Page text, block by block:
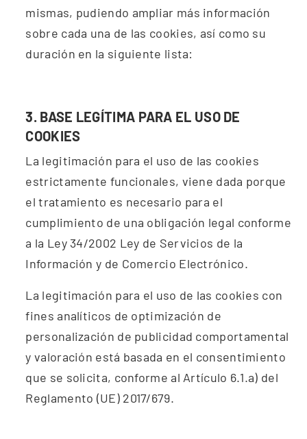
mismas, pudiendo ampliar más información
sobre cada una de las cookies, así como su
duración en la siguiente lista:
3. BASE LEGÍTIMA PARA EL USO DE
COOKIES
La legitimación para el uso de las cookies
estrictamente funcionales, viene dada porque
el tratamiento es necesario para el
cumplimiento de una obligación legal conforme
a la Ley 34/2002 Ley de Servicios de la
Información y de Comercio Electrónico.
La legitimación para el uso de las cookies con
fines analíticos de optimización de
personalización de publicidad comportamental
y valoración está basada en el consentimiento
que se solicita, conforme al Artículo 6.1.a) del
Reglamento (UE) 2017/679.